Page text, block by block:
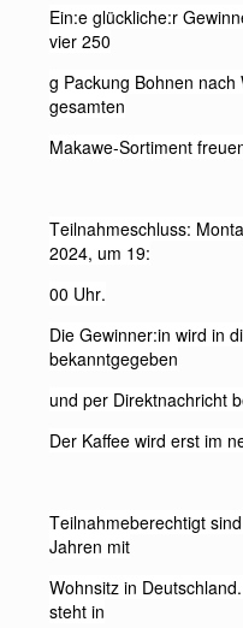
Ein:e glückliche:r
vier 250
g Packung Bohnen nach
gesamten
Makawe-Sortiment
Teilnahmeschluss:
2024, um 19:
00 Uhr.
Die Gewinner:in wird in
bekanntgegeben
und per Direktnachricht
Der Kaffee wird erst im
Teilnahmeberechtigt
Jahren mit
Wohnsitz in
steht in